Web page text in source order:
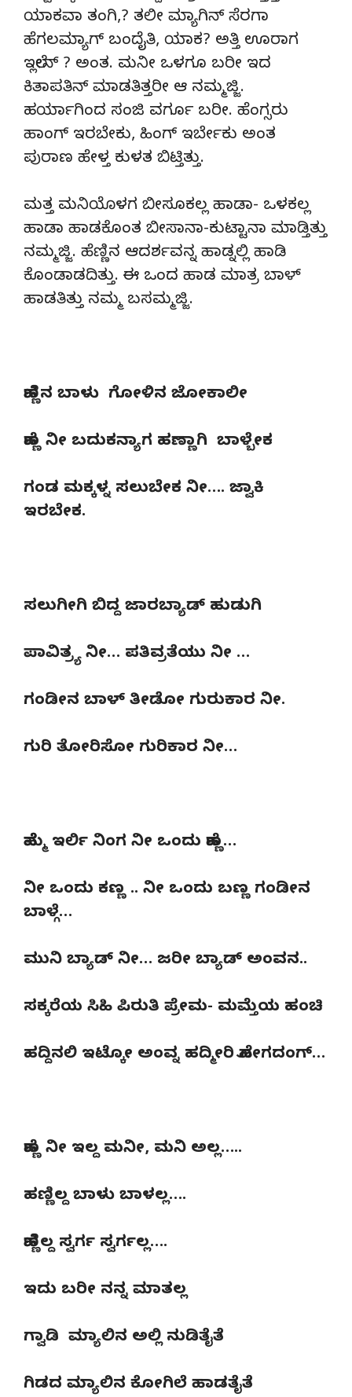
ಯಾಕವಾ ತಂಗಿ,? ತಲೀ ಮ್ಯಾಗಿನ್ ಸೆರಗಾ
ಹೆಗಲಮ್ಯಾಗ್ ಬಂದೈತಿ, ಯಾಕ? ಅತ್ತಿ ಊರಾಗ
ಇಲ್ಲೇನ್ ? ಅಂತ. ಮನೀ ಒಳಗೂ ಬರೀ ಇದ
ಕಿತಾಪತಿನ್ ಮಾಡತಿತ್ತರೀ ಆ ನಮ್ಮಜ್ಜಿ.
ಹರ್ಯಾಗಿಂದ ಸಂಜಿ ವರ್ಗೂ ಬರೀ. ಹೆಂಗ್ಸರು
ಹಾಂಗ್ ಇರಬೇಕು, ಹಿಂಗ್ ಇರ್ಬೇಕು ಅಂತ
ಪುರಾಣ ಹೇಳ್ತ ಕುಳತ ಬಿಟ್ತಿತ್ತು.
ಮತ್ತ ಮನಿಯೊಳಗ ಬೀಸೂಕಲ್ಲ ಹಾಡಾ- ಒಳಕಲ್ಲ
ಹಾಡಾ ಹಾಡಕೊಂತ ಬೀಸಾನಾ-ಕುಟ್ಟಾನಾ ಮಾಡ್ತಿತ್ತು
ನಮ್ಮಜ್ಜಿ. ಹೆಣ್ಣಿನ ಆದರ್ಶವನ್ನ ಹಾಡ್ನಲ್ಲಿ ಹಾಡಿ
ಕೊಂಡಾಡದಿತ್ತು. ಈ ಒಂದ ಹಾಡ ಮಾತ್ರ ಬಾಳ್
ಹಾಡತಿತ್ತು ನಮ್ಮ ಬಸಮ್ಮಜ್ಜಿ.
ಹೆಣ್ಣಿನ ಬಾಳು ಗೋಳಿನ ಜೋಕಾಲೀ
ಹೆಣ್ಣ ನೀ ಬದುಕನ್ಯಾಗ ಹಣ್ಣಾಗಿ ಬಾಳ್ಬೇಕ
ಗಂಡ ಮಕ್ಕಳ್ನ ಸಲುಬೇಕ ನೀ…. ಜ್ವಾಕಿ
ಇರಬೇಕ.
ಸಲುಗೀಗಿ ಬಿದ್ದ ಜಾರಬ್ಯಾಡ್ ಹುಡುಗಿ
ಪಾವಿತ್ರ್ಯ ನೀ… ಪತಿವ್ರತೆಯು ನೀ …
ಗಂಡೀನ ಬಾಳ್ ತೀಡೋ ಗುರುಕಾರ ನೀ.
ಗುರಿ ತೋರಿಸೋ ಗುರಿಕಾರ ನೀ…
ಹೆಮ್ಮೆ ಇರ್ಲಿ ನಿಂಗ ನೀ ಒಂದು ಹೆಣ್ಣ…
ನೀ ಒಂದು ಕಣ್ಣ .. ನೀ ಒಂದು ಬಣ್ಣ ಗಂಡೀನ
ಬಾಳ್ಗೆ…
ಮುನಿ ಬ್ಯಾಡ್ ನೀ… ಜರೀ ಬ್ಯಾಡ್ ಅಂವನ..
ಸಕ್ಕರೆಯ ಸಿಹಿ ಪಿರುತಿ ಪ್ರೇಮ- ಮಮ್ತೆಯ ಹಂಚಿ
ಹದ್ದಿನಲಿ ಇಟ್ಕೋ ಅಂವ್ನ ಹದ್ಮೀರಿ ಹೋಗದಂಗ್…
ಹೆಣ್ಣ ನೀ ಇಲ್ದ ಮನೀ, ಮನಿ ಅಲ್ಲ…..
ಹಣ್ಣಿಲ್ದ ಬಾಳು ಬಾಳಲ್ಲ….
ಹೆಣ್ಣಿಲ್ದ ಸ್ವರ್ಗ ಸ್ವರ್ಗಲ್ಲ….
ಇದು ಬರೀ ನನ್ನ ಮಾತಲ್ಲ
ಗ್ವಾಡಿ ಮ್ಯಾಲಿನ ಅಲ್ಲಿ ನುಡಿತೈತೆ
ಗಿಡದ ಮ್ಯಾಲಿನ ಕೋಗಿಲೆ ಹಾಡತೈತೆ